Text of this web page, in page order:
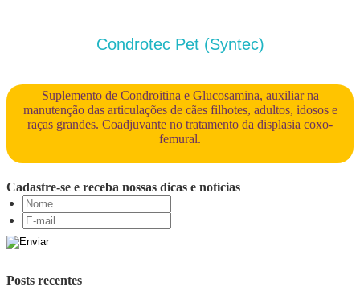
Condrotec Pet (Syntec)
Suplemento de Condroitina e Glucosamina, auxiliar na
manutenção das articulações de cães filhotes, adultos, idosos e
raças grandes. Coadjuvante no tratamento da displasia coxo-
femural.
Cadastre-se e receba nossas dicas e notícias
Posts recentes